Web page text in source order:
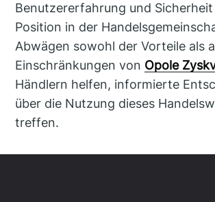
Benutzererfahrung und
Position in der
Abwägen sowohl der Vorteile als
Einschränkungen von Opole
Händlern helfen, informierte
über die Nutzung dieses
treffen.